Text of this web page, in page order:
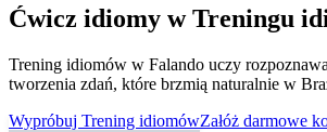
Ćwicz idiomy w Treningu
Trening idiomów w Falando uczy
tworzenia zdań, które brzmią naturalnie w
Wypróbuj Trening idiomówZałóż darmowe